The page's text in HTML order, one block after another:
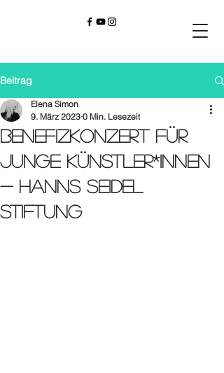
Beitrag
Benefizkonzert für
junge Künstler*innen
- Hanns Seidel
Stiftung
Elena Simon
9. März 2023 0 Min. Lesezeit